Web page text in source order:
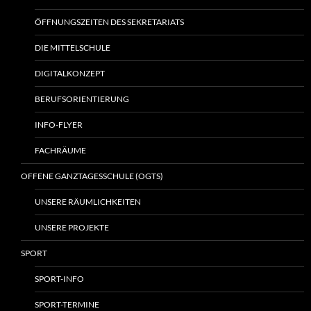
ÖFFNUNGSZEITEN DES SEKRETARIATS
DIE MITTELSCHULE
DIGITALKONZEPT
BERUFSORIENTIERUNG
INFO-FLYER
FACHRÄUME
OFFENE GANZTAGESSCHULE (OGTS)
UNSERE RÄUMLICHKEITEN
UNSERE PROJEKTE
SPORT
SPORT-INFO
SPORT-TERMINE